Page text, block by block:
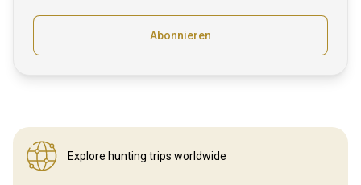
Abonnieren
Explore hunting trips worldwide